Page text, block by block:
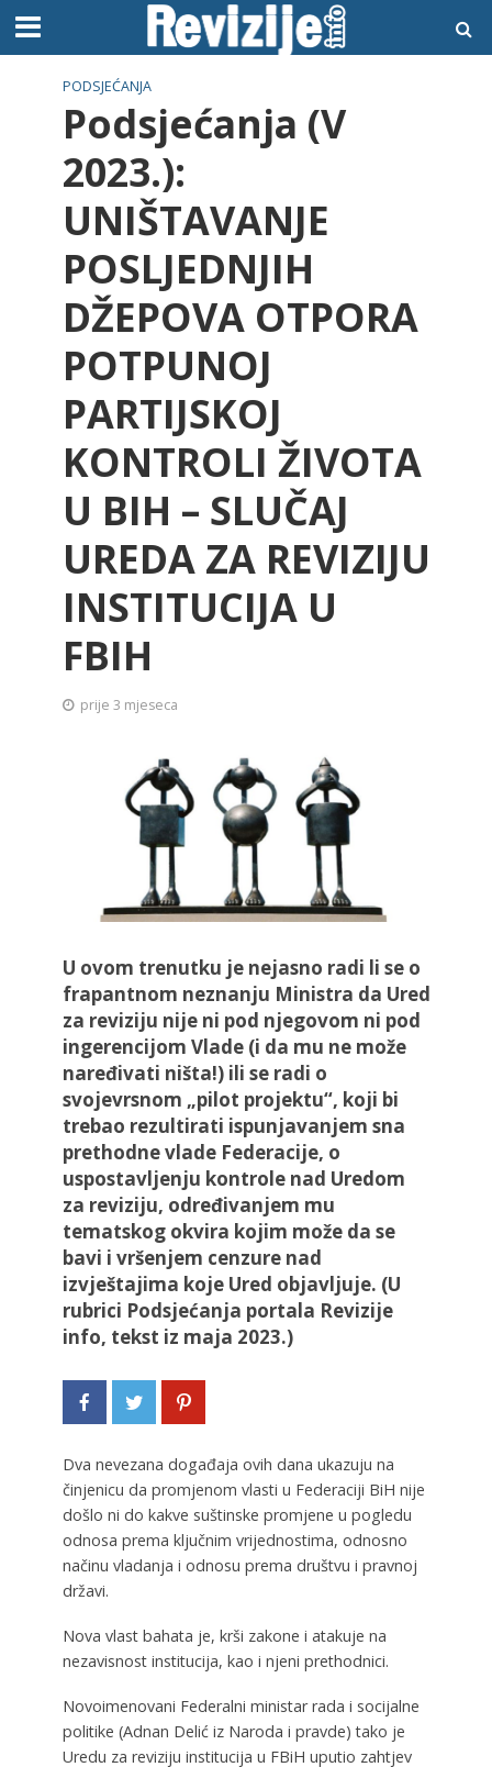
PODSJEĆANJA
Podsjećanja (V
2023.):
UNIŠTAVANJE
POSLJEDNJIH
DŽEPOVA OTPORA
POTPUNOJ
PARTIJSKOJ
KONTROLI ŽIVOTA
U BIH – SLUČAJ
UREDA ZA REVIZIJU
INSTITUCIJA U
FBIH
prije 3 mjeseca
U ovom trenutku je nejasno radi li se o
frapantnom neznanju Ministra da Ured
za reviziju nije ni pod njegovom ni pod
ingerencijom Vlade (i da mu ne može
naređivati ništa!) ili se radi o
svojevrsnom „pilot projektu“, koji bi
trebao rezultirati ispunjavanjem sna
prethodne vlade Federacije, o
uspostavljenju kontrole nad Uredom
za reviziju, određivanjem mu
tematskog okvira kojim može da se
bavi i vršenjem cenzure nad
izvještajima koje Ured objavljuje. (U
rubrici Podsjećanja portala Revizije
info, tekst iz maja 2023.)
Dva nevezana događaja ovih dana ukazuju na
činjenicu da promjenom vlasti u Federaciji BiH nije
došlo ni do kakve suštinske promjene u pogledu
odnosa prema ključnim vrijednostima, odnosno
načinu vladanja i odnosu prema društvu i pravnoj
državi.
Nova vlast bahata je, krši zakone i atakuje na
nezavisnost institucija, kao i njeni prethodnici.
Novoimenovani Federalni ministar rada i socijalne
politike (Adnan Delić iz Naroda i pravde) tako je
Uredu za reviziju institucija u FBiH uputio zahtjev